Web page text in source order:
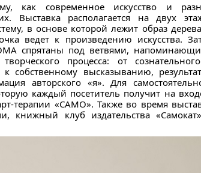
как современное искусство и
Выставка располагается на двух
в основе которой лежит образ
ведет к произведению искусства.
спрятаны под ветвями,
процесса: от
собственному высказыванию,
авторского «я». Для
каждый посетитель получит на
терапии «САМО». Также во время
книжный клуб издательства